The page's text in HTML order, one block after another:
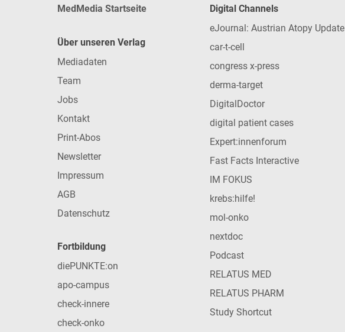
MedMedia Startseite
Über unseren Verlag
Mediadaten
Team
Jobs
Kontakt
Print-Abos
Newsletter
Impressum
AGB
Datenschutz
Fortbildung
diePUNKTE:on
apo-campus
check-innere
check-onko
Digital Channels
eJournal: Austrian Atopy Update
car-t-cell
congress x-press
derma-target
DigitalDoctor
digital patient cases
Expert:innenforum
Fast Facts Interactive
IM FOKUS
krebs:hilfe!
mol-onko
nextdoc
Podcast
RELATUS MED
RELATUS PHARM
Study Shortcut